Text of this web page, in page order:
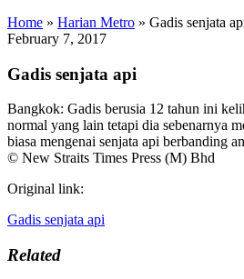
Home » Harian Metro » Gadis senjata
February 7, 2017
Gadis senjata api
Bangkok: Gadis berusia 12 tahun ini
normal yang lain tetapi dia sebenarnya
biasa mengenai senjata api berbanding
© New Straits Times Press (M) Bhd
Original link:
Gadis senjata api
Related